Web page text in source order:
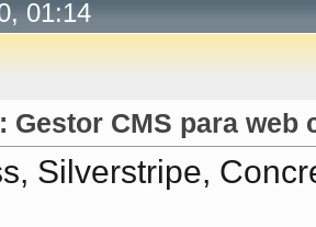
01:14
Gestor CMS para web
Silverstripe,